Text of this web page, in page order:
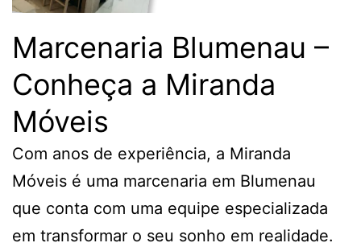
Marcenaria Blumenau –
Conheça a Miranda
Móveis
Com anos de experiência, a Miranda
Móveis é uma marcenaria em Blumenau
que conta com uma equipe especializada
em transformar o seu sonho em realidade.